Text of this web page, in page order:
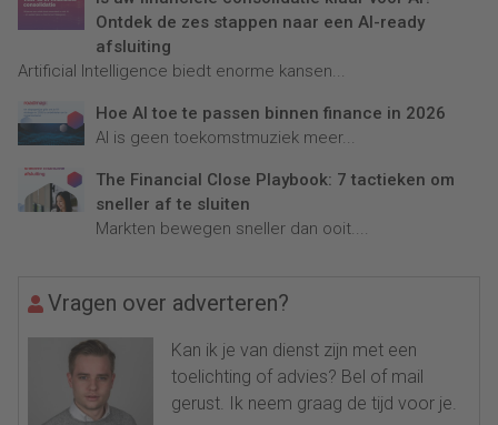
Ontdek de zes stappen naar een AI-ready
afsluiting
Artificial Intelligence biedt enorme kansen...
Hoe AI toe te passen binnen finance in 2026
AI is geen toekomstmuziek meer...
The Financial Close Playbook: 7 tactieken om
sneller af te sluiten
Markten bewegen sneller dan ooit....
Vragen over adverteren?
Kan ik je van dienst zijn met een
toelichting of advies? Bel of mail
gerust. Ik neem graag de tijd voor je.